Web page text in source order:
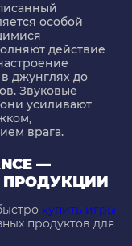
особой
действие
джунглях до
Звуковые
усиливают
врага.
—
купить игры
продуктов для